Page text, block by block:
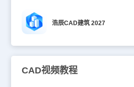
浩辰CAD建筑 2027
CAD视频教程